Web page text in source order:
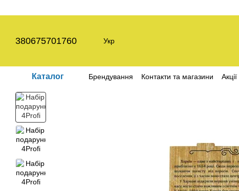
380675701760 Укр
Каталог Брендування Контакти та магазини Акції